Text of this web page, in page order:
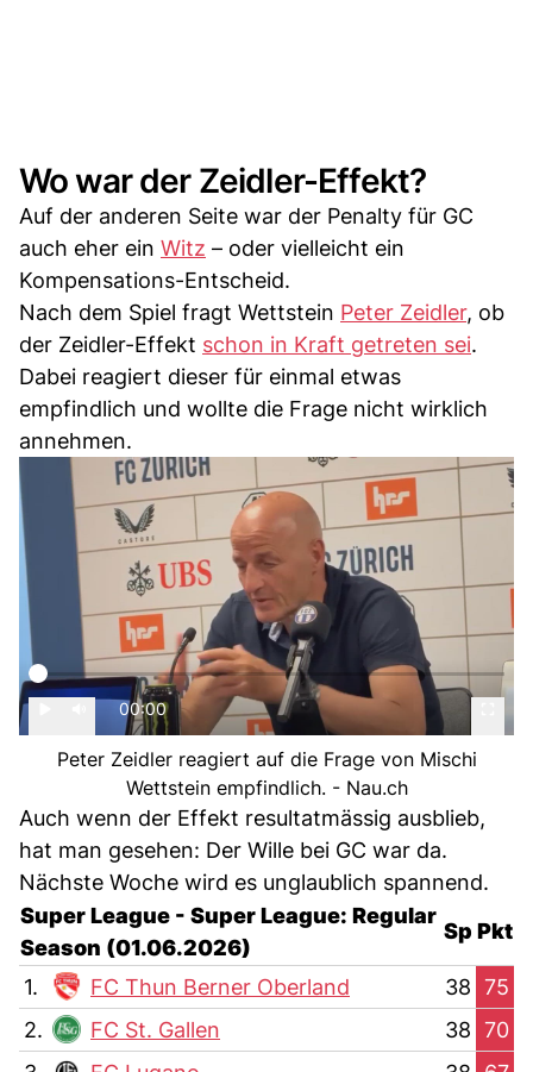
Wo war der Zeidler-Effekt?
Auf der anderen Seite war der Penalty für GC
auch eher ein Witz – oder vielleicht ein
Kompensations-Entscheid.
Nach dem Spiel fragt Wettstein Peter Zeidler, ob
der Zeidler-Effekt schon in Kraft getreten sei.
Dabei reagiert dieser für einmal etwas
empfindlich und wollte die Frage nicht wirklich
annehmen.
00:00
Peter Zeidler reagiert auf die Frage von Mischi
Wettstein empfindlich. - Nau.ch
Auch wenn der Effekt resultatmässig ausblieb,
hat man gesehen: Der Wille bei GC war da.
Nächste Woche wird es unglaublich spannend.
Super League - Super League: Regular
Season (01.06.2026)
Sp Pkt
1. FC Thun Berner Oberland 38 75
2.
FC St. Gallen 38 70